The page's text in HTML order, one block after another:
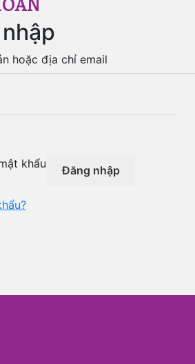
hoặc địa chỉ email
khẩu Đăng nhập